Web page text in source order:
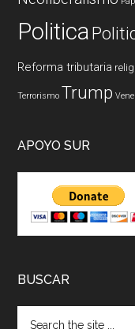
Politica
Reforma tributaria
Terrorismo Trump
APOYO SUR
BUSCAR